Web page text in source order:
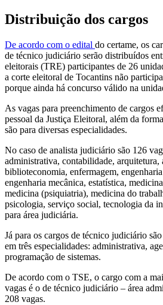
Distribuição dos cargos
De acordo com o edital do certame, os
de técnico judiciário serão distribuídos
eleitorais (TRE) participantes de 26
a corte eleitoral de Tocantins não
porque ainda há concurso válido na
As vagas para preenchimento de cargos
pessoal da Justiça Eleitoral, além da
são para diversas especialidades.
No caso de analista judiciário são 126
administrativa, contabilidade, arquitetura,
biblioteconomia, enfermagem,
engenharia mecânica, estatística,
medicina (psiquiatria), medicina do
psicologia, serviço social, tecnologia da
para área judiciária.
Já para os cargos de técnico judiciário
em três especialidades: administrativa,
programação de sistemas.
De acordo com o TSE, o cargo com a
vagas é o de técnico judiciário – área
208 vagas.